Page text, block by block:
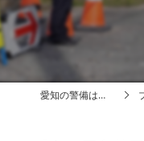
愛知の警備は株式会社アイアール ブ